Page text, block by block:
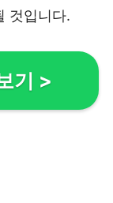
것입니다.
기 >